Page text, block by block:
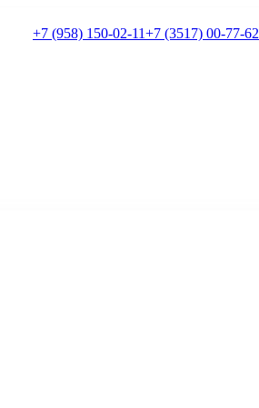
+7 (958) 150-02-11+7 (3517) 00-77-62